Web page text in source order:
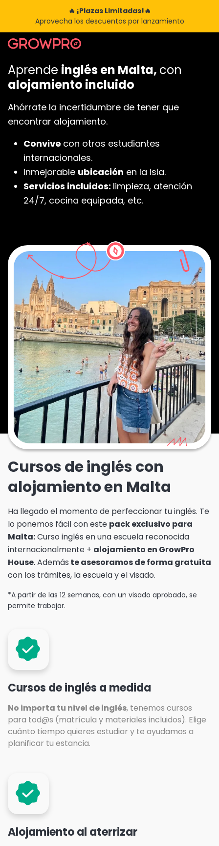
🔥 ¡Plazas Limitadas!🔥
Aprovecha los descuentos por lanzamiento
Aprende inglés en Malta, con
alojamiento incluido
Ahórrate la incertidumbre de tener que
encontrar alojamiento.
Convive con otros estudiantes
internacionales.
Inmejorable ubicación en la isla.
Servicios incluidos: limpieza, atención
24/7, cocina equipada, etc.
Cursos de inglés con
alojamiento en Malta
Ha llegado el momento de perfeccionar tu inglés. Te
lo ponemos fácil con este pack exclusivo para
Malta:Curso inglés en una escuela reconocida
internacionalmente + alojamiento en GrowPro
House. Además te asesoramos de forma gratuita
con los trámites, la escuela y el visado.
*A partir de las 12 semanas, con un visado aprobado, se
permite trabajar.
Cursos de inglés a medida
No importa tu nivel de inglés, tenemos cursos
para tod@s (matrícula y materiales incluidos). Elige
cuánto tiempo quieres estudiar y te ayudamos a
planificar tu estancia.
Alojamiento al aterrizar